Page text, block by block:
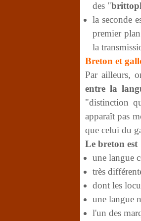
des "
la seconde
premier
la
Breton et
Par ailleurs,
entre la
"distinction
apparaît pas
que celui du
Le breton est
une langue
très
dont les
une langue
l'un des